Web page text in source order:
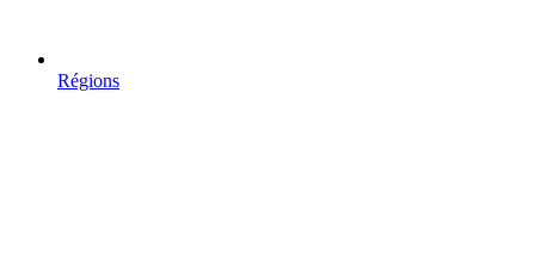
Régions